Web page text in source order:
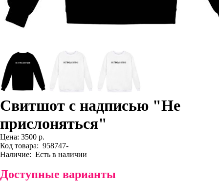
Свитшот с надписью "Не
прислоняться"
Цена: 3500 р.
Код товара: 958747-
Наличие: Есть в наличии
Доступные варианты